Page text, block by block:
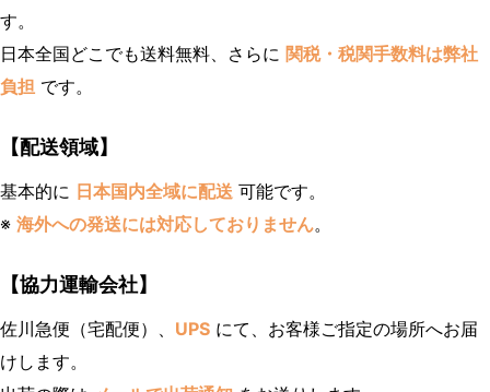
す。
日本全国どこでも送料無料、さらに 関税・税関手数料は弊社
負担 です。
【配送領域】
基本的に 日本国内全域に配送 可能です。
※ 海外への発送には対応しておりません。
【協力運輸会社】
佐川急便（宅配便）、 UPS にて、お客様ご指定の場所へお届
けします。